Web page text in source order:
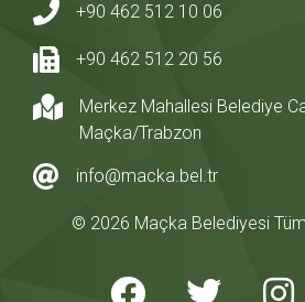
+90 462 512 10 06
+90 462 512 20 56
Merkez Mahallesi Belediye
Maçka/Trabzon
info@macka.bel.tr
© 2026 Maçka Belediyesi Tüm